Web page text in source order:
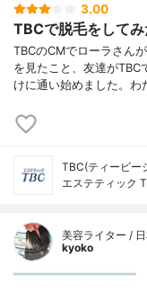
3.00
TBCで脱毛をしてみ
TBCのCMでローラさん
を見たこと、友達がTBC
けに通い始めました。わ
TBC(ティービー
エステティック
美容ライター /
kyoko